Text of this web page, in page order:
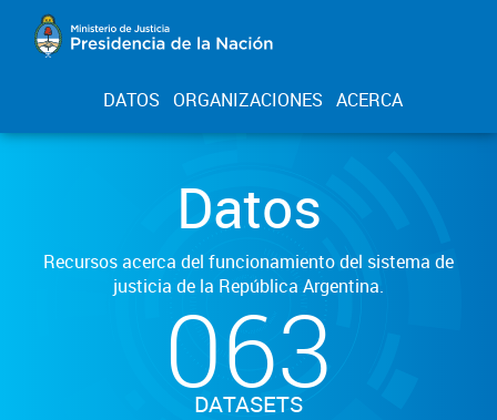
DATOS ORGANIZACIONES ACERCA
Datos
Recursos acerca del funcionamiento del sistema de
justicia de la República Argentina.
063
DATASETS